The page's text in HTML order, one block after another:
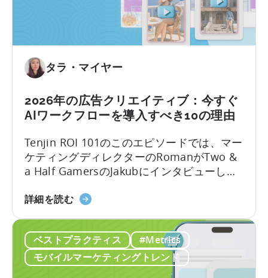
カ
イ
戦
略」
つ
い
て
て：
年
に
モ
バ
イ
ル
ゲ
ー
ム
を
成
長
さ
タラ・マイヤー
2026年の広告クリエイティブ：今すぐ
AIワークフローを導入すべき10の理由
Tenjin ROI 101のこのエピソードでは、マー
ケティングディレクターのRomanがTwo &
a Half GamersのJakubにインタビューし、
論します。Jakubはユーザー獲得と広告クリ
ています。
詳細を読む2026
広
告
ク
ベストプラクティス
#Metrics
モバイルマーケティングトレンド